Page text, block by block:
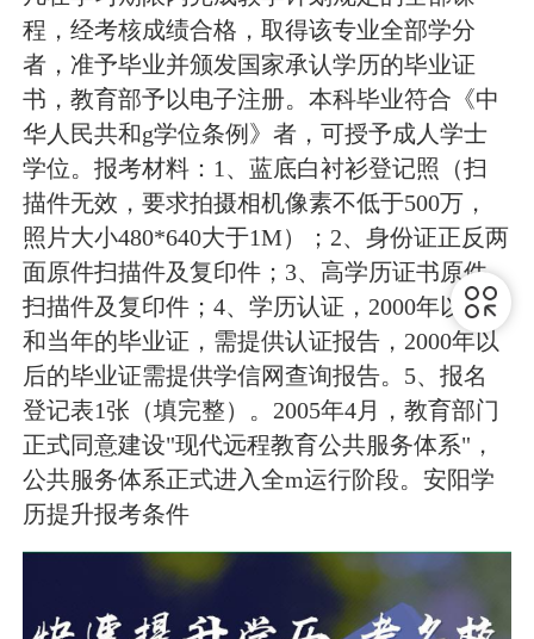
程，经考核成绩合格，取得该专业全部学分
者，准予毕业并颁发国家承认学历的毕业证
书，教育部予以电子注册。本科毕业符合《中
华人民共和g学位条例》者，可授予成人学士
学位。报考材料：1、蓝底白衬衫登记照（扫
描件无效，要求拍摄相机像素不低于500万，
照片大小480*640大于1M）；2、身份证正反两
面原件扫描件及复印件；3、高学历证书原件
扫描件及复印件；4、学历认证，2000年以前
和当年的毕业证，需提供认证报告，2000年以
后的毕业证需提供学信网查询报告。5、报名
登记表1张（填完整）。2005年4月，教育部门
正式同意建设"现代远程教育公共服务体系"，
公共服务体系正式进入全m运行阶段。安阳学
历提升报考条件